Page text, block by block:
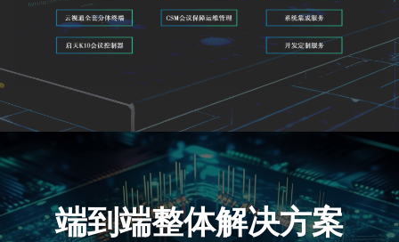
端到端整体解决方案